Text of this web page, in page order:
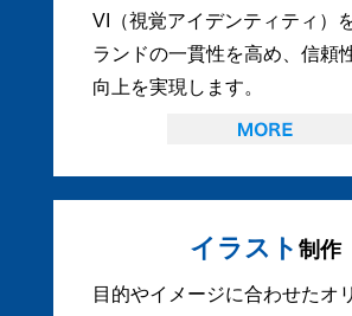
VI（視覚アイデンティティ）
ランドの一貫性を高め、信頼
向上を実現します。
イラスト 制作
目的やイメージに合わせたオ